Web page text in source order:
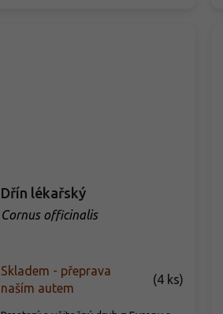
Dřín lékařský
Cornus officinalis
Skladem - přeprava
naším autem
(4 ks)